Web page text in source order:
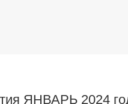
ЯНВАРЬ 2024